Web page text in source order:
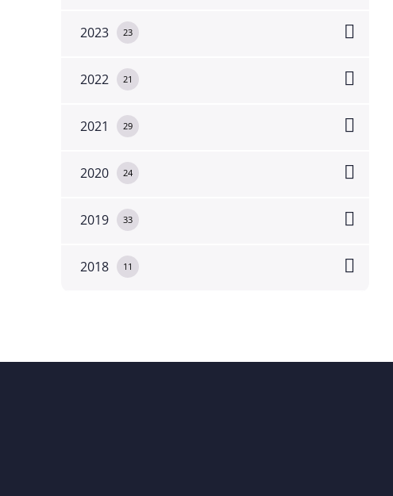
2023 23
2022 21
2021 29
2020 24
2019 33
2018 11